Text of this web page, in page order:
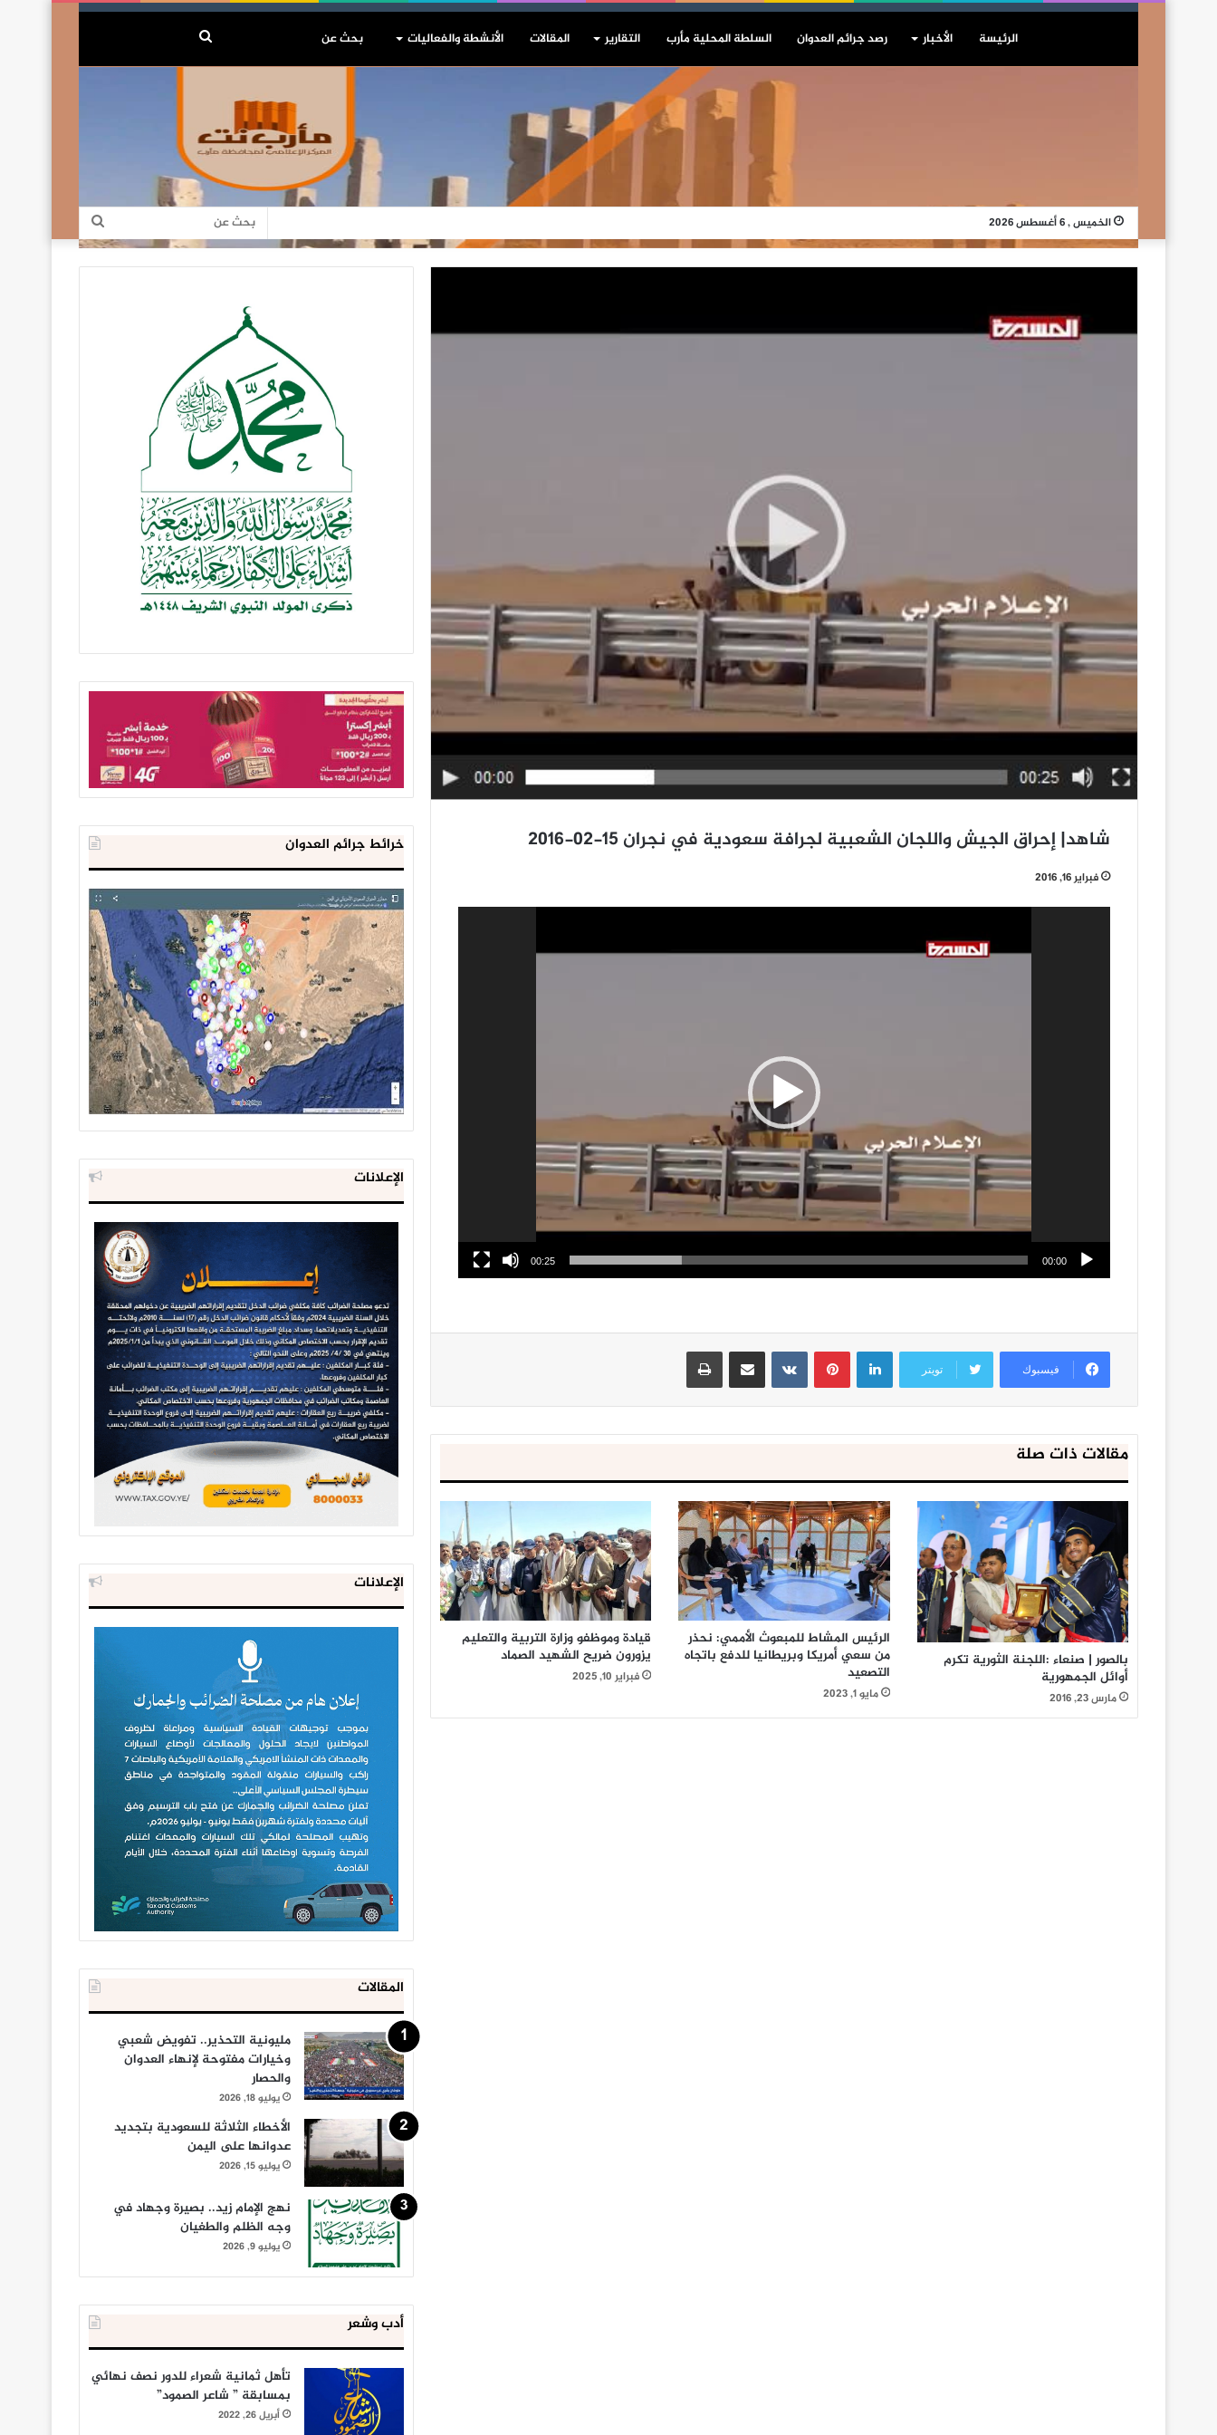
الرئيسة الأخبار رصد جرائم العدوان السلطة المحلية مأرب التقارير المقالات الأنشطة والفعاليات بحث
الخميس , 6 أغسطس 2026
بحث
عن
شاهد| إحراق الجيش واللجان الشعبية لجرافة سعودية في نجران 15-02-2016
فبراير 16, 2016
00:00
00:25
فيسبوك تويتر
لينكدإنبينتيريست مشاركة عبر البريد طباعة
مقالات ذات صلة
بالصور | صنعاء :اللجنة الثورية تكرم
أوائل الجمهورية
مارس 23, 2016
الرئيس المشاط للمبعوث الأممي: نحذر
من سعي أمريكا وبريطانيا للدفع باتجاه
التصعيد
مايو 1, 2023
قيادة وموظفو وزارة التربية والتعليم
يزورون ضريح الشهيد الصماد
فبراير 10, 2025
خرائط جرائم العدوان
الإعلانات
الإعلانات
المقالات
مليونية التحذير.. تفويض شعبي
وخيارات مفتوحة لإنهاء العدوان
والحصار
يوليو 18, 2026
الأخطاء الثلاثة للسعودية بتجديد
عدوانها على اليمن
يوليو 15, 2026
نهج الإمام زيد.. بصيرة وجهاد في
وجه الظلم والطغيان
يوليو 9, 2026
أدب وشعر
تأهل ثمانية شعراء للدور نصف نهائي
بمسابقة ” شاعر الصمود”
أبريل 26, 2022